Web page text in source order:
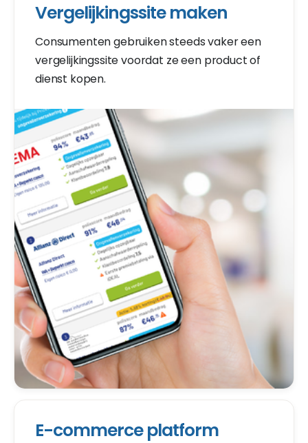
Vergelijkingssite maken
Consumenten gebruiken steeds vaker een
vergelijkingssite voordat ze een product of
dienst kopen.
E-commerce platform